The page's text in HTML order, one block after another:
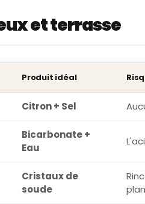
et terrasse
Produit idéal
Citron + Sel
Bicarbonate +
Eau
Cristaux de
soude